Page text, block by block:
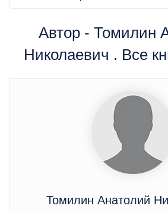
Автор - Томилин
Николаевич . Все
Томилин Анатолий